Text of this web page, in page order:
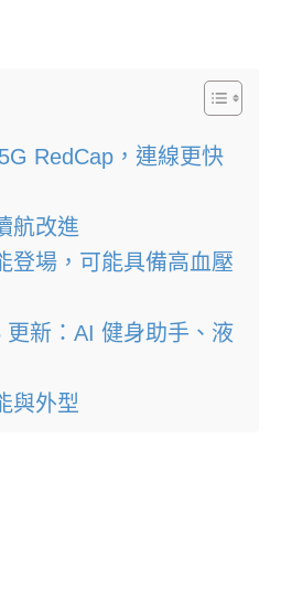
RedCap，連線更快
航改進
登場，可能具備高血壓
更新：AI 健身助手、液
與外型